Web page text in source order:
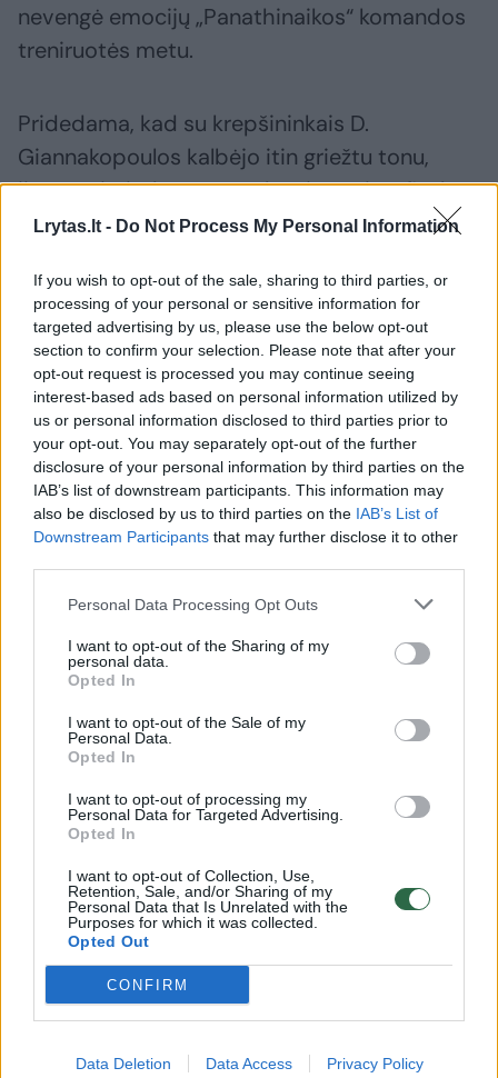
Lrytas.lt - Do Not Process My Personal Information
If you wish to opt-out of the sale, sharing to third parties, or
processing of your personal or sensitive information for
targeted advertising by us, please use the below opt-out
section to confirm your selection. Please note that after your
opt-out request is processed you may continue seeing
interest-based ads based on personal information utilized by
us or personal information disclosed to third parties prior to
your opt-out. You may separately opt-out of the further
disclosure of your personal information by third parties on the
IAB’s list of downstream participants. This information may
also be disclosed by us to third parties on the IAB’s List of
Downstream Participants that may further disclose it to other
Personal Data Processing Opt Outs
I want to opt-out of the Sharing of my
personal data.
Opted In
I want to opt-out of the Sale of my
Personal Data.
Opted In
I want to opt-out of processing my
Personal Data for Targeted Advertising.
Opted In
I want to opt-out of Collection, Use,
Retention, Sale, and/or Sharing of my
Personal Data that Is Unrelated with the
Purposes for which it was collected.
Opted Out
CONFIRM
Data Deletion Data Access Privacy Policy
nevengė emocijų „Panathinaikos“ komandos
treniruotės metu.
Pridedama, kad su krepšininkais D.
Giannakopoulos kalbėjo itin griežtu tonu,
jiems primindamas Eurolygoje patirtą fiasko.
pagrindinį reikalavimą Eurolygoje antausį
gavusiems krepšininkams – laimėti Graikijos
krepšinio čempionatą.
Susiję straipsniai
J. Jocytė ir vėl buvo geriausia
„Valkyries“ ekipoje pagal
vieną statistikos elementą
ateina
Būtent jame „Panathinaikos“ kovos prieš
amžinąjį varžovą ir naująjį Eurolygos laimėtoją
Pirėjo „Olympiakos“.